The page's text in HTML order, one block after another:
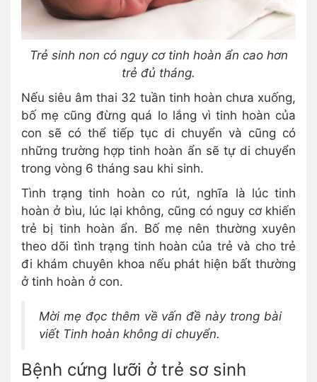
Trẻ sinh non có nguy cơ tinh hoàn ẩn cao hơn
trẻ đủ tháng.
Nếu siêu âm thai 32 tuần tinh hoàn chưa xuống,
bố mẹ cũng đừng quá lo lắng vì tinh hoàn của
con sẽ có thể tiếp tục di chuyển và cũng có
những trường hợp tinh hoàn ẩn sẽ tự di chuyển
trong vòng 6 tháng sau khi sinh.
Tình trạng tinh hoàn co rút, nghĩa là lúc tinh
hoàn ở bìu, lúc lại không, cũng có nguy cơ khiến
trẻ bị tinh hoàn ẩn. Bố mẹ nên thường xuyên
theo dõi tình trạng tinh hoàn của trẻ và cho trẻ
đi khám chuyên khoa nếu phát hiện bất thường
ở tinh hoàn ở con.
Mời mẹ đọc thêm về vấn đề này trong bài
viết Tinh hoàn không di chuyển.
Bệnh cứng lưỡi ở trẻ sơ sinh